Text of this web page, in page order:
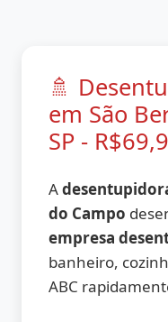
🚿
em São
SP -
A
do Campo
empresa
banheiro,
ABC